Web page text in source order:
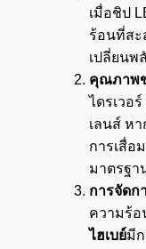
เมื่อชิป
ร้อนที่สะ
เปลี่ยนพ
คุณภาพ
ไดรเวอ
เลนส์ ห
การเสื่อ
มาตรฐา
การจัดก
ความร้อ
ไฮเบย์มี